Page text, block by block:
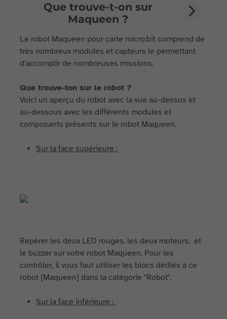
Que trouve-t-on sur
Maqueen ?
Le robot Maqueen pour carte micro:bit comprend de
très nombreux modules et capteurs le permettant
d'accomplir de nombreuses missions.
Que trouve-ton sur le robot ?
Voici un aperçu du robot avec la vue au-dessus et
au-dessous avec les différents modules et
composants présents sur le robot Maqueen.
Sur la face supérieure :
Repérer les deux LED rouges, les deux moteurs, et
le buzzer sur votre robot Maqueen. Pour les
contrôler, il vous faut utiliser les blocs dédiés à ce
robot [Maqueen] dans la catégorie "Robot".
Sur la face inférieure :